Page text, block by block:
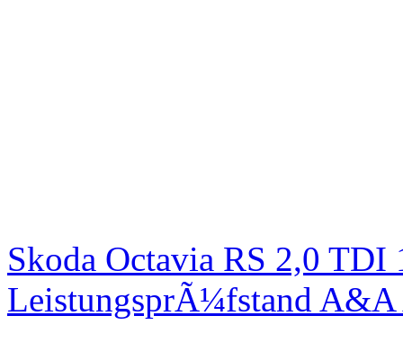
Skoda Octavia RS 2,0
LeistungsprÃ¼fstand